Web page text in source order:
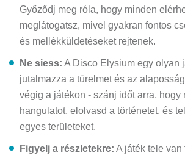
Győződj meg róla, hogy minden
meglátogatsz, mivel gyakran fontos
és mellékküldetéseket rejtenek.
Ne siess: A Disco Elysium egy olyan
jutalmazza a türelmet és az
végig a játékon - szánj időt arra, hogy
hangulatot, elolvasd a történetet, és
egyes területeket.
Figyelj a részletekre: A játék tele van